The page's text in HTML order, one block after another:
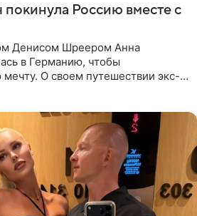
Россию вместе с
Денисом Шреером Анна
в Германию, чтобы
О своем путешествии экс-